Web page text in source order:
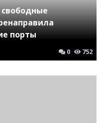
порты
0 752